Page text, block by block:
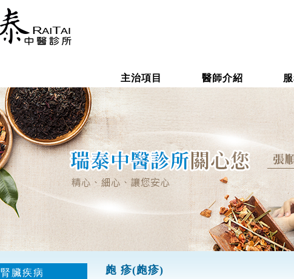
主治項目 醫師介紹
腎臟疾病 皰 疹(皰疹)